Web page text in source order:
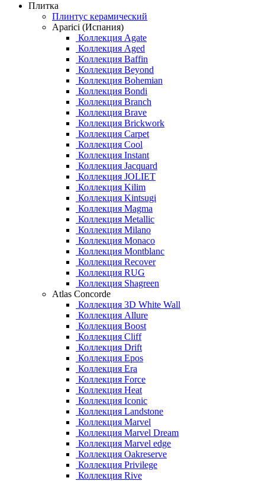
Плитка
Плинтус керамический
Aparici (Испания)
Коллекция Agate
Коллекция Aged
Коллекция Baffin
Коллекция Beyond
Коллекция Bohemian
Коллекция Bondi
Коллекция Branch
Коллекция Brave
Коллекция Brickwork
Коллекция Carpet
Коллекция Cool
Коллекция Instant
Коллекция Jacquard
Коллекция JOLIET
Коллекция Kilim
Коллекция Kintsugi
Коллекция Magma
Коллекция Metallic
Коллекция Milano
Коллекция Monaco
Коллекция Montblanc
Коллекция Recover
Коллекция RUG
Коллекция Shagreen
Atlas Concorde
Коллекция 3D White Wall
Коллекция Allure
Коллекция Boost
Коллекция Cliff
Коллекция Drift
Коллекция Epos
Коллекция Era
Коллекция Force
Коллекция Heat
Коллекция Iconic
Коллекция Landstone
Коллекция Marvel
Коллекция Marvel Dream
Коллекция Marvel edge
Коллекция Oakreserve
Коллекция Privilege
Коллекция Rive